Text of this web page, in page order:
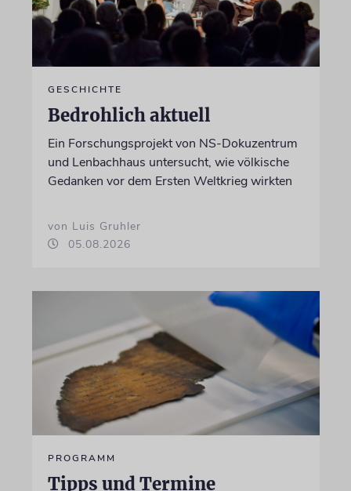
GESCHICHTE
Bedrohlich aktuell
Ein Forschungsprojekt von NS-Dokuzentrum
und Lenbachhaus untersucht, wie völkische
Gedanken vor dem Ersten Weltkrieg wirkten
von Luis Gruhler
05.08.2026
PROGRAMM
Tipps und Termine